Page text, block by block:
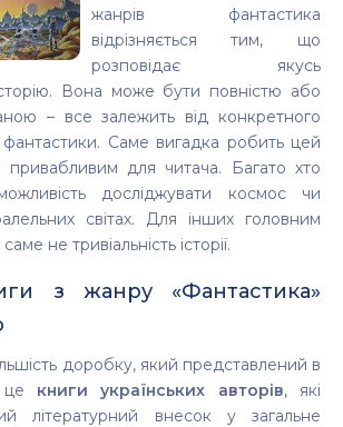
жанрів фантастика
відрізняється тим, що
розповідає якусь
Вона може бути повністю або
– все залежить від конкретного
фантастики. Саме вигадка робить цей
привабливим для читача. Багато хто
досліджувати космос чи
світах. Для інших головним
не тривіальність історії.
з жанру «Фантастика»
доробку, який представлений в
це книги українських авторів, які
літературний внесок у загальне